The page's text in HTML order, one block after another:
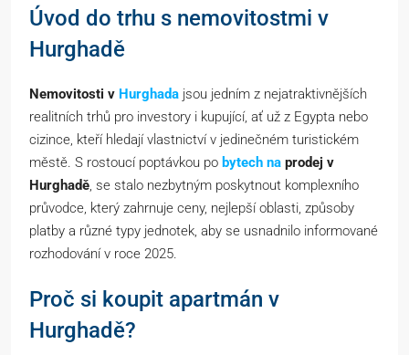
Úvod do trhu s nemovitostmi v
Hurghadě
Nemovitosti v Hurghada jsou jedním z nejatraktivnějších
realitních trhů pro investory i kupující, ať už z Egypta nebo
cizince, kteří hledají vlastnictví v jedinečném turistickém
městě. S rostoucí poptávkou po bytech na prodej v
Hurghadě , se stalo nezbytným poskytnout komplexního
průvodce, který zahrnuje ceny, nejlepší oblasti, způsoby
platby a různé typy jednotek, aby se usnadnilo informované
rozhodování v roce 2025.
Proč si koupit apartmán v
Hurghadě?